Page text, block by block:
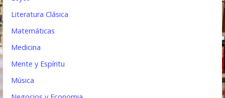
Literatura Clásica
Matemáticas
Medicina
Mente y Espíritu
Música